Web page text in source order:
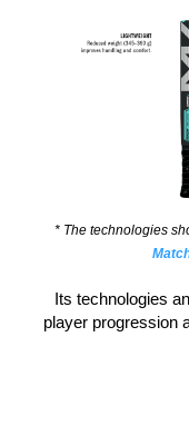
* The technologies
Its technologies
player progression